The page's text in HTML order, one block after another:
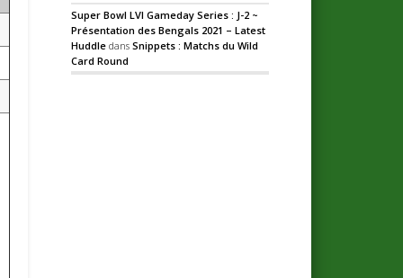
Super Bowl LVI Gameday Series : J-2 ~
Présentation des Bengals 2021 – Latest
Huddle dansSnippets : Matchs du Wild
Card Round